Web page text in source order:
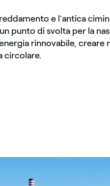
e l’antica
punto di svolta per la
rinnovabile, creare
circolare.